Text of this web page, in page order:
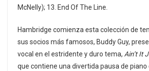
McNelly); 13. End Of The Line.
Hambridge comienza esta colección de
sus socios más famosos, Buddy Guy,
vocal en el estridente y duro tema, Ain’t It
que contiene una divertida pausa de